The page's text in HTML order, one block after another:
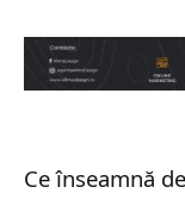
Ce înseamnă